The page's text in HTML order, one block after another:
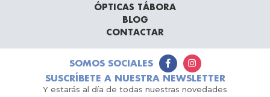
ÓPTICAS TÁBORA
BLOG
CONTACTAR
SOMOS SOCIALES
SUSCRÍBETE A NUESTRA NEWSLETTER
Y estarás al día de todas nuestras novedades